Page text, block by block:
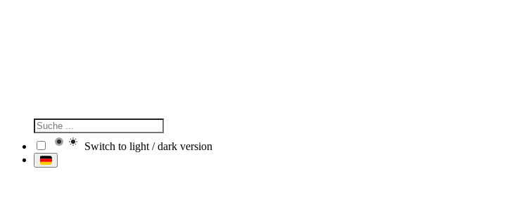
Switch to light / dark version